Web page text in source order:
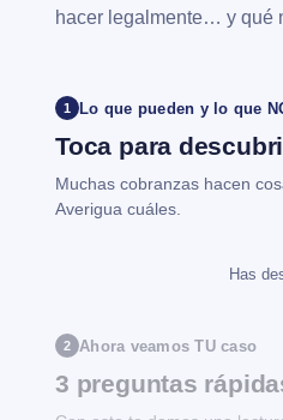
hacer legalmente… y qué
1 Lo que pueden y lo que
Toca para
Muchas cobranzas hacen
Averigua cuáles.
Has
2 Ahora veamos TU caso
3 preguntas